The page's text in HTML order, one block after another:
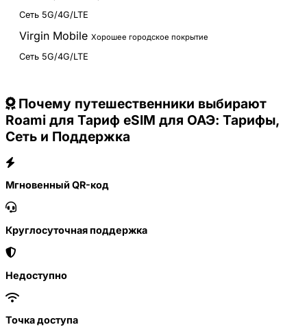
Сеть 5G/4G/LTE
Virgin Mobile Хорошее городское покрытие
Сеть 5G/4G/LTE
Почему путешественники выбирают
Roami для Тариф eSIM для ОАЭ: Тарифы,
Сеть и Поддержка
Мгновенный QR-код
Круглосуточная поддержка
Недоступно
Точка доступа